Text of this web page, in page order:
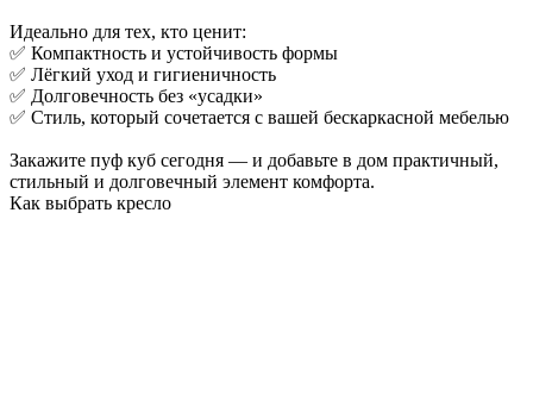
Идеально для тех, кто ценит:
✅ Компактность и устойчивость формы
✅ Лёгкий уход и гигиеничность
✅ Долговечность без «усадки»
✅ Стиль, который сочетается с вашей бескаркасной мебелью
Закажите пуф куб сегодня — и добавьте в дом практичный,
стильный и долговечный элемент комфорта.
Как выбрать кресло